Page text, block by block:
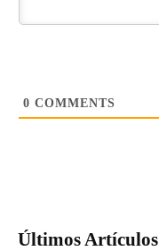
0 COMMENTS
Últimos Artículos